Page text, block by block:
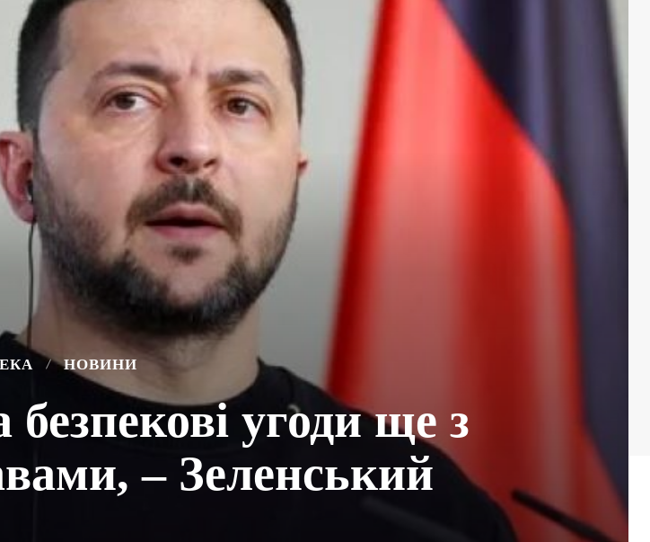
НОВИНИ
угоди ще з
– Зеленський